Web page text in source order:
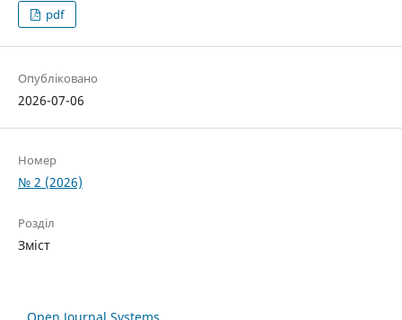
pdf
Опубліковано
2026-07-06
Номер
№ 2 (2026)
Розділ
Зміст
Open Journal Systems